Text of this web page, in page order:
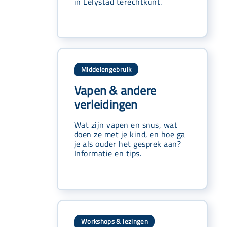
Middelengebruik
Vapen & andere
verleidingen
Wat zijn vapen en snus, wat
doen ze met je kind, en hoe ga
je als ouder het gesprek aan?
Informatie en tips.
Workshops & lezingen